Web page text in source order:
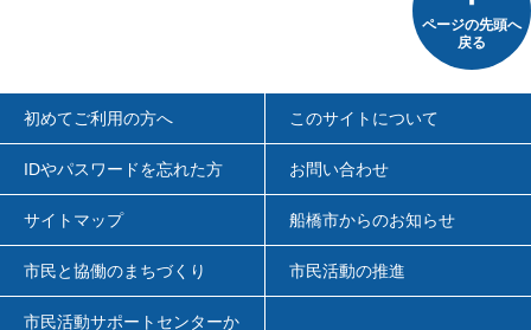
ページの先頭へ
戻る
初めてご利用の方へ このサイトについて
IDやパスワードを忘れた方 お問い合わせ
サイトマップ 船橋市からのお知らせ
市民と協働のまちづくり 市民活動の推進
市民活動サポートセンターか